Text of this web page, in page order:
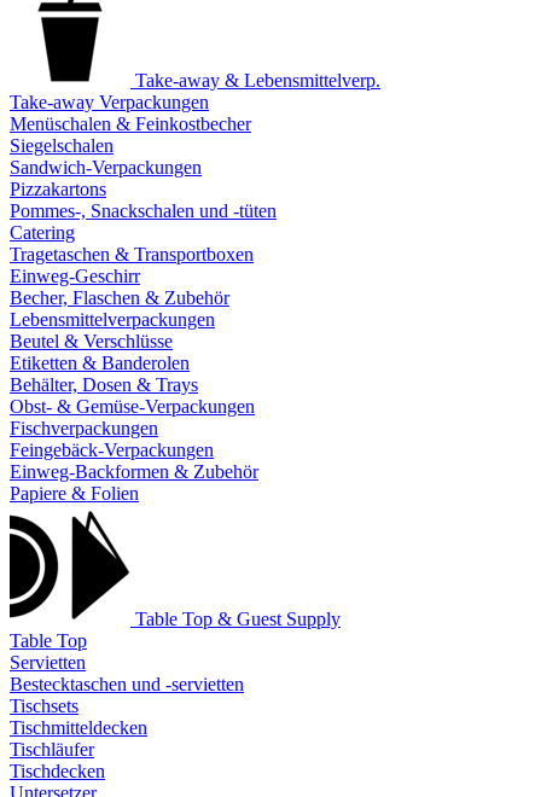
Take-away & Lebensmittelverp.
Take-away Verpackungen
Menüschalen & Feinkostbecher
Siegelschalen
Sandwich-Verpackungen
Pizzakartons
Pommes-, Snackschalen und -tüten
Catering
Tragetaschen & Transportboxen
Einweg-Geschirr
Becher, Flaschen & Zubehör
Lebensmittelverpackungen
Beutel & Verschlüsse
Etiketten & Banderolen
Behälter, Dosen & Trays
Obst- & Gemüse-Verpackungen
Fischverpackungen
Feingebäck-Verpackungen
Einweg-Backformen & Zubehör
Papiere & Folien
Table Top & Guest Supply
Table Top
Servietten
Bestecktaschen und -servietten
Tischsets
Tischmitteldecken
Tischläufer
Tischdecken